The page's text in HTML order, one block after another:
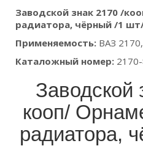
Заводской знак 2170 /
радиатора, чёрный /1
Применяемость: ВАЗ
Каталожный номер:
Заводской
кооп/
радиатора,